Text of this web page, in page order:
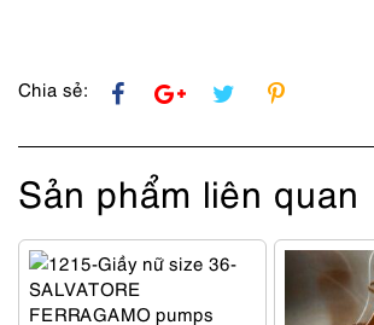
Chia sẻ:
Sản phẩm liên quan